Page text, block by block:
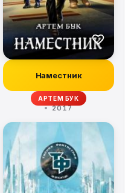
Наместник
АРТЕМ БУК
2017